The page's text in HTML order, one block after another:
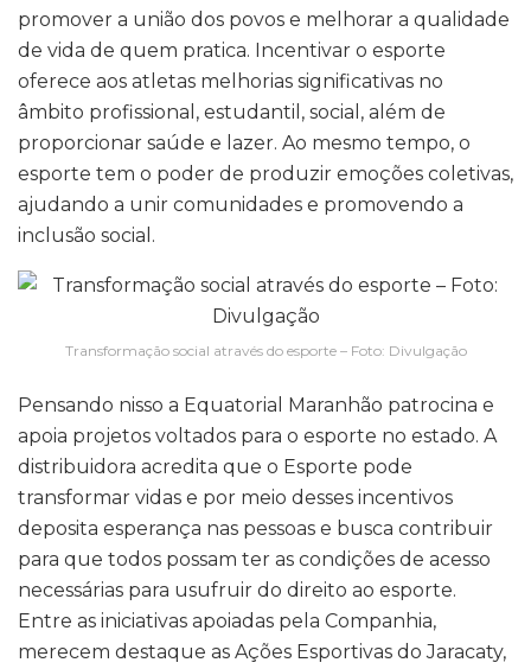
promover a união dos povos e melhorar a qualidade
de vida de quem pratica. Incentivar o esporte
oferece aos atletas melhorias significativas no
âmbito profissional, estudantil, social, além de
proporcionar saúde e lazer. Ao mesmo tempo, o
esporte tem o poder de produzir emoções coletivas,
ajudando a unir comunidades e promovendo a
inclusão social.
Transformação social através do esporte – Foto: Divulgação
Pensando nisso a Equatorial Maranhão patrocina e
apoia projetos voltados para o esporte no estado. A
distribuidora acredita que o Esporte pode
transformar vidas e por meio desses incentivos
deposita esperança nas pessoas e busca contribuir
para que todos possam ter as condições de acesso
necessárias para usufruir do direito ao esporte.
Entre as iniciativas apoiadas pela Companhia,
merecem destaque as Ações Esportivas do Jaracaty,